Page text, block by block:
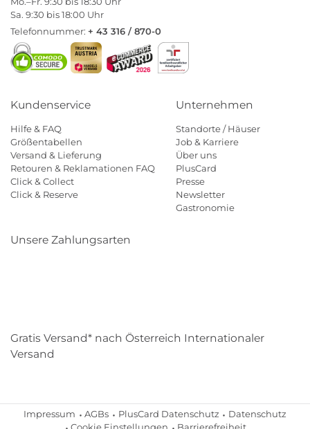
Sa. 9:30 bis 18:00 Uhr
Telefonnummer: + 43 316 / 870-0
Kundenservice
Hilfe & FAQ
Größentabellen
Versand & Lieferung
Retouren & Reklamationen FAQ
Click & Collect
Click & Reserve
Unternehmen
Standorte / Häuser
Job & Karriere
Über uns
PlusCard
Presse
Newsletter
Gastronomie
Unsere Zahlungsarten
Gratis Versand* nach Österreich Internationaler
Versand
Impressum AGBs PlusCard Datenschutz
Datenschutz